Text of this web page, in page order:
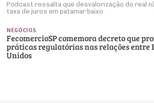
Podcast ressalta que desvalorização do real
taxa de juros em patamar baixo
NEGÓCIOS
FecomercioSP comemora decreto que
práticas regulatórias nas relações entre
Unidos